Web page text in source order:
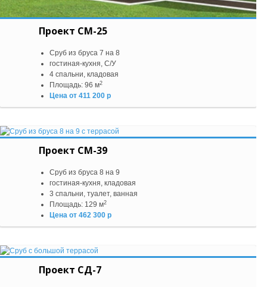
Проект СМ-25
Сруб из бруса 7 на 8
гостиная-кухня, С/У
4 спальни, кладовая
Площадь: 96 м2
Цена от 411 200 р
Проект СМ-39
Сруб из бруса 8 на 9
гостиная-кухня, кладовая
3 спальни, туалет, ванная
Площадь: 129 м2
Цена от 462 300 р
Проект СД-7